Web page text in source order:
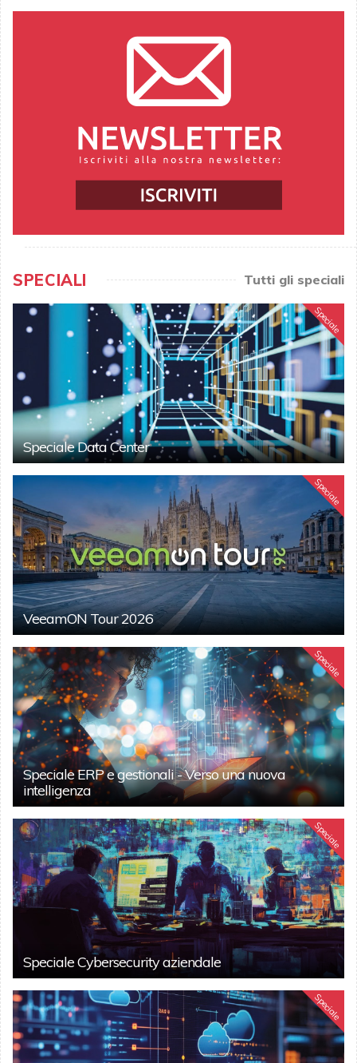
SPECIALI Tutti gli speciali
Speciale
Speciale Data Center
Speciale
VeeamON Tour 2026
Speciale
Speciale ERP e gestionali - Verso una nuova
intelligenza
Speciale
Speciale Cybersecurity aziendale
Speciale